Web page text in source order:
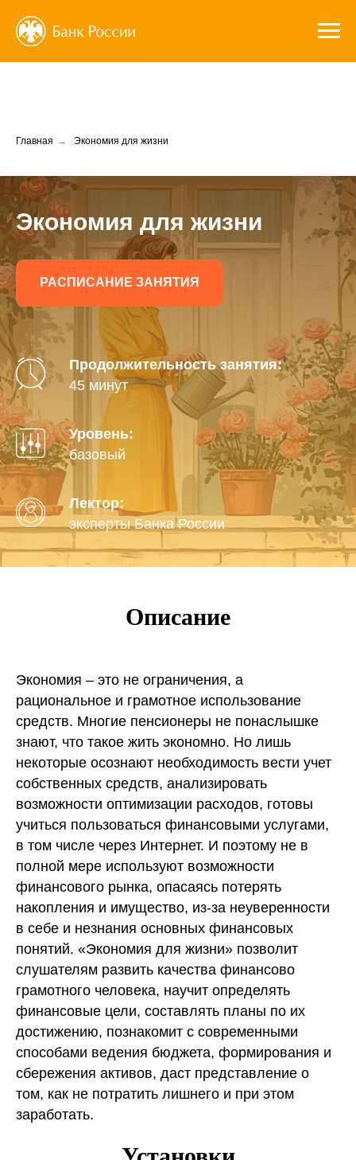
Главная → Экономия для жизни
Экономия для жизни
РАСПИСАНИЕ ЗАНЯТИЯ
Продолжительность занятия:
45 минут
Уровень:
базовый
Лектор:
эксперты Банка России
Описание
Экономия – это не ограничения, а
рациональное и грамотное использование
средств. Многие пенсионеры не понаслышке
знают, что такое жить экономно. Но лишь
некоторые осознают необходимость вести учет
собственных средств, анализировать
возможности оптимизации расходов, готовы
учиться пользоваться финансовыми услугами,
в том числе через Интернет. И поэтому не в
полной мере используют возможности
финансового рынка, опасаясь потерять
накопления и имущество, из-за неуверенности
в себе и незнания основных финансовых
понятий. «Экономия для жизни» позволит
слушателям развить качества финансово
грамотного человека, научит определять
финансовые цели, составлять планы по их
достижению, познакомит с современными
способами ведения бюджета, формирования и
сбережения активов, даст представление о
том, как не потратить лишнего и при этом
заработать.